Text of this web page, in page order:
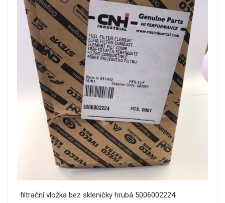
filtrační vložka bez skleničky hrubá 5006002224